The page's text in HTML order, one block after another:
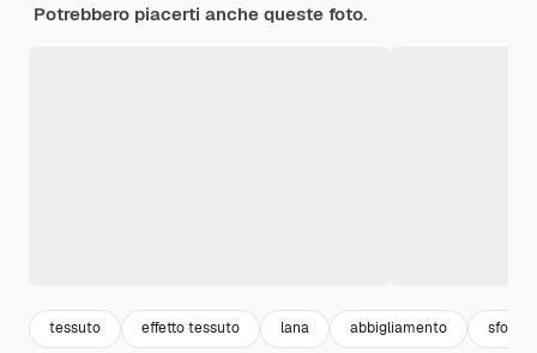
Potrebbero piacerti anche queste foto.
tessuto effetto tessuto lana abbigliamento